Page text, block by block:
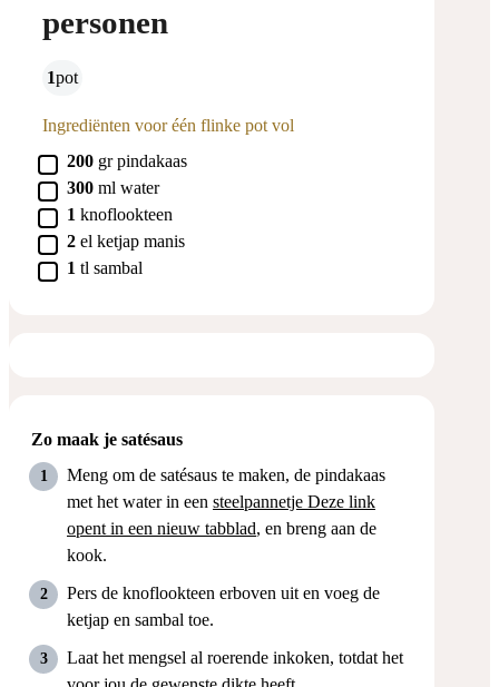
personen
1 pot
Ingrediënten voor één flinke pot vol
▢
200 gr pindakaas
▢
300 ml water
▢
1 knoflookteen
▢
2 el ketjap manis
▢
1 tl sambal
Zo maak je satésaus
Meng om de satésaus te maken, de pindakaas
met het water in een steelpannetje Deze link
opent in een nieuw tabblad, en breng aan de
kook.
Pers de knoflookteen erboven uit en voeg de
ketjap en sambal toe.
Laat het mengsel al roerende inkoken, totdat het